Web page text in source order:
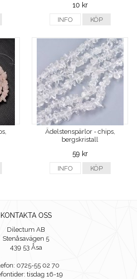
10 kr
INFO KÖP
Ädelstenspärlor - chips,
bergskristall
59 kr
INFO KÖP
KONTAKTA OSS
Dilectum AB
Stenåsavägen 5
439 53 Åsa
0725-55 02 70
tisdag 16-19